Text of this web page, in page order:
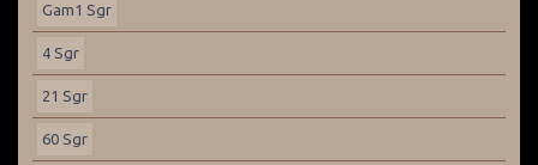
Gam1 Sgr
4 Sgr
21 Sgr
60 Sgr